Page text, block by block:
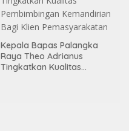
Kepala Bapas Palangka
Raya Theo Adrianus
Tingkatkan Kualitas